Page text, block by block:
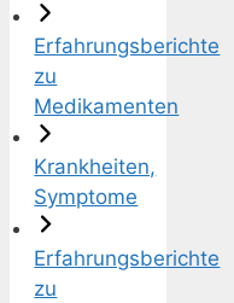
Erfahrungsberichte
zu
Medikamenten
Krankheiten,
Symptome
Erfahrungsberichte
zu